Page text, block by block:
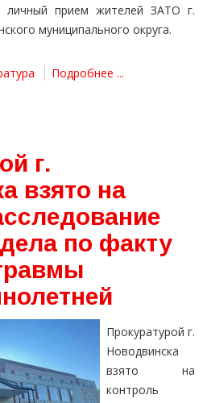
личный прием жителей ЗАТО г.
муниципального округа.
Подробнее ...
г.
взято на
по факту
Прокуратурой г.
Новодвинска
взято на
контроль